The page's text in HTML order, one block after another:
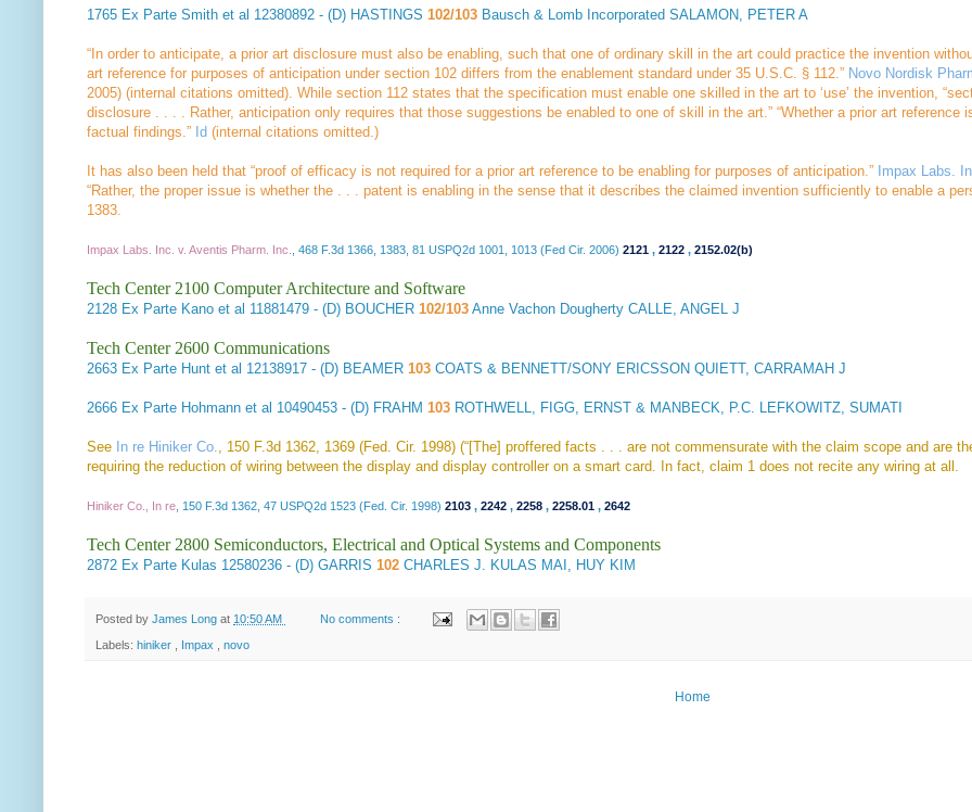
1765 Ex Parte Smith et al 12380892 - (D) HASTINGS 102/103 Bausch & Lomb Incorporated SALAMON, PETER A
“In order to anticipate, a prior art disclosure must also be enabling, such that one of ordinary skill in the art could practice the invention
art reference for purposes of anticipation under section 102 differs from the enablement standard under 35 U.S.C. § 112.” Novo Nordisk
2005) (internal citations omitted). While section 112 states that the specification must enable one skilled in the art to ‘use’ the invention,
disclosure . . . . Rather, anticipation only requires that those suggestions be enabled to one of skill in the art.” “Whether a prior art
factual findings.” Id (internal citations omitted.)
It has also been held that “proof of efficacy is not required for a prior art reference to be enabling for purposes of anticipation.” Impax Labs.
“Rather, the proper issue is whether the . . . patent is enabling in the sense that it describes the claimed invention sufficiently to enable a
1383.
Impax Labs. Inc. v. Aventis Pharm. Inc., 468 F.3d 1366, 1383, 81 USPQ2d 1001, 1013 (Fed Cir. 2006) 2121 , 2122 , 2152.02(b)
Tech Center 2100 Computer Architecture and Software
2128 Ex Parte Kano et al 11881479 - (D) BOUCHER 102/103 Anne Vachon Dougherty CALLE, ANGEL J
Tech Center 2600 Communications
2663 Ex Parte Hunt et al 12138917 - (D) BEAMER 103 COATS & BENNETT/SONY ERICSSON QUIETT, CARRAMAH J
2666 Ex Parte Hohmann et al 10490453 - (D) FRAHM 103 ROTHWELL, FIGG, ERNST & MANBECK, P.C. LEFKOWITZ, SUMATI
See In re Hiniker Co., 150 F.3d 1362, 1369 (Fed. Cir. 1998) (“[The] proffered facts . . . are not commensurate with the claim scope and are
requiring the reduction of wiring between the display and display controller on a smart card. In fact, claim 1 does not recite any wiring at all.
Hiniker Co., In re, 150 F.3d 1362, 47 USPQ2d 1523 (Fed. Cir. 1998) 2103 , 2242 , 2258 , 2258.01 , 2642
Tech Center 2800 Semiconductors, Electrical and Optical Systems and Components
2872 Ex Parte Kulas 12580236 - (D) GARRIS 102 CHARLES J. KULAS MAI, HUY KIM
Posted by James Long at 10:50 AM No comments :
Labels: hiniker Impax novo
Home